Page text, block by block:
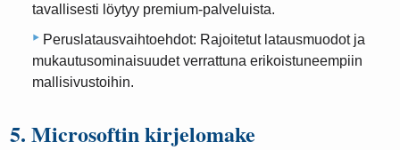
tavallisesti löytyy premium-palveluista.
Peruslatausvaihtoehdot: Rajoitetut latausmuodot ja
mukautusominaisuudet verrattuna erikoistuneempiin
mallisivustoihin.
5. Microsoftin kirjelomake